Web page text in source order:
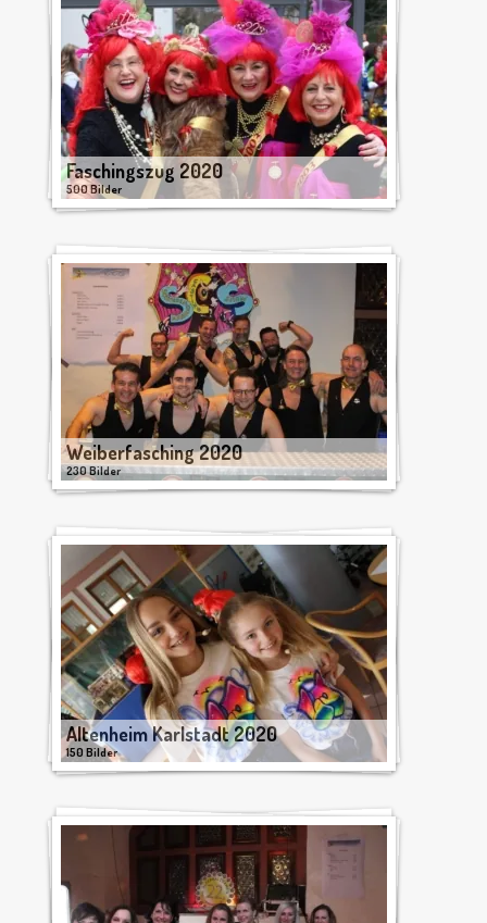
Faschingszug 2020
500 Bilder
Weiberfasching 2020
230 Bilder
Altenheim Karlstadt 2020
150 Bilder